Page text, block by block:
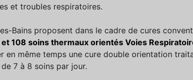
et troubles respiratoires.
Bains proposent dans le cadre de cures
108 soins thermaux orientés Voies
en même temps une cure double orientation
7 à 8 soins par jour.